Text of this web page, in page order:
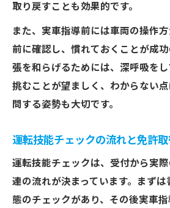
取り戻すことも効果的です。
また、実車指導前には車両の操作
前に確認し、慣れておくことが成
張を和らげるためには、深呼吸を
挑むことが望ましく、わからない
問する姿勢も大切です。
運転技能チェックの流れと免許
運転技能チェックは、受付から実
連の流れが決まっています。まず
態のチェックがあり、その後実車